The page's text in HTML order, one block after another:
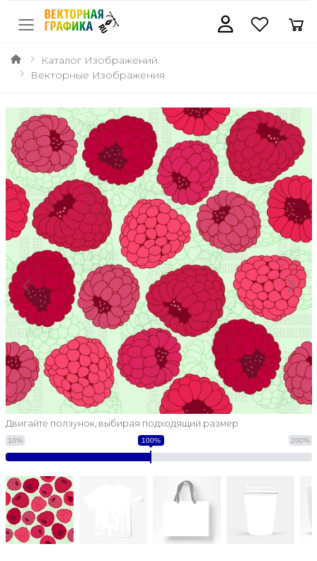
Каталог Изображений
Векторные Изображения
Двигайте ползунок, выбирая подходящий размер
10% 200%
100%